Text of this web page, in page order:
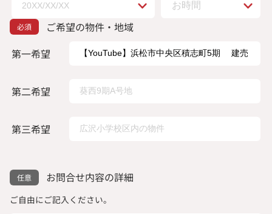
ご希望の物件・地域
第一希望
第二希望
第三希望
お問合せ内容の詳細
ご自由にご記入ください。